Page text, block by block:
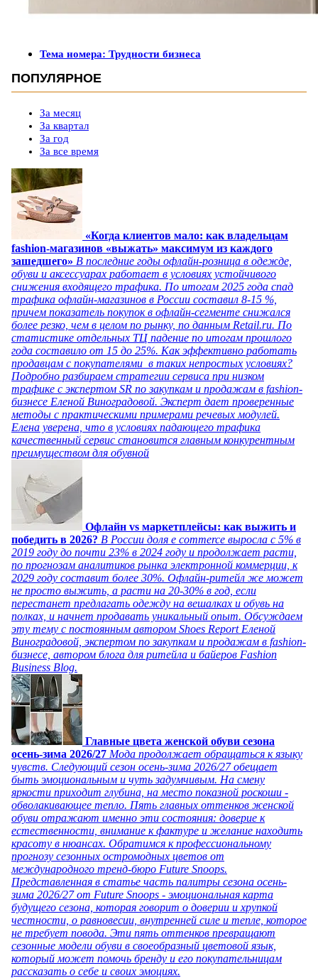
Тема номера: Трудности бизнеса
ПОПУЛЯРНОЕ
За месяц
За квартал
За год
За все время
«Когда клиентов мало: как владельцам
fashion-магазинов «выжать» максимум из каждого
зашедшего» В последние годы офлайн-розница в одежде,
обуви и аксессуарах работает в условиях устойчивого
снижения входящего трафика. По итогам 2025 года спад
трафика офлайн-магазинов в России составил 8-15 %,
причем показатель покупок в офлайн-сегменте снижался
более резко, чем в целом по рынку, по данным Retail.ru. По
статистике отдельных ТЦ падение по итогам прошлого
года составило от 15 до 25%. Как эффективно работать
продавцам с покупателями в таких непростых условиях?
Подробно разбираем стратегии сервиса при низком
трафике с экспертом SR по закупкам и продажам в fashion-
бизнесе Еленой Виноградовой. Эксперт дает проверенные
методы с практическими примерами речевых модулей.
Елена уверена, что в условиях падающего трафика
качественный сервис становится главным конкурентным
преимуществом для обувной
Офлайн vs маркетплейсы: как выжить и
победить в 2026? В России доля e commerce выросла с 5% в
2019 году до почти 23% в 2024 году и продолжает расти,
по прогнозам аналитиков рынка электронной коммерции, к
2029 году составит более 30%. Офлайн-ритейл же может
не просто выжить, а расти на 20-30% в год, если
перестанет предлагать одежду на вешалках и обувь на
полках, и начнет продавать уникальный опыт. Обсуждаем
эту тему с постоянным автором Shoes Report Еленой
Виноградовой, экспертом по закупкам и продажам в fashion-
бизнесе, автором блога для ритейла и байеров Fashion
Business Blog.
Главные цвета женской обуви сезона
осень-зима 2026/27 Мода продолжает обращаться к языку
чувств. Следующий сезон осень-зима 2026/27 обещает
быть эмоциональным и чуть задумчивым. На смену
яркости приходит глубина, на место показной роскоши -
обволакивающее тепло. Пять главных оттенков женской
обуви отражают именно эти состояния: доверие к
естественности, внимание к фактуре и желание находить
красоту в нюансах. Обратимся к профессиональному
прогнозу сезонных остромодных цветов от
международного тренд-бюро Future Snoops.
Представленная в статье часть палитры сезона осень-
зима 2026/27 от Future Snoops - эмоциональная карта
будущего сезона, которая говорит о доверии и хрупкой
честности, о равновесии, внутренней силе и тепле, которое
не требует повода. Эти пять оттенков превращают
сезонные модели обуви в своеобразный цветовой язык,
который может помочь бренду и его покупательницам
рассказать о себе и своих эмоциях.